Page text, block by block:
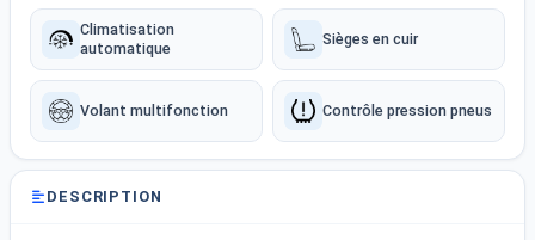
Climatisation
automatique
Sièges en cuir
Volant multifonction Contrôle pression pneus
DESCRIPTION